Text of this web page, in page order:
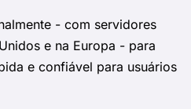
- com servidores
e na Europa - para
e confiável para usuários